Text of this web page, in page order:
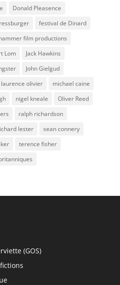
Donald Pleasence
festival de Dinard
film productions
Lom
Jack Hawkins
John Gielgud
laurence olivier
michael caine
nigel kneale
Oliver Reed
ralph richardson
lester
sean connery
terence fisher
(GOS)